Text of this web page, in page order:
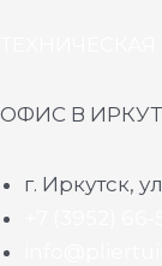
ОФИС В
г. Иркутск,